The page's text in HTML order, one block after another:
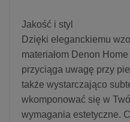
Jakość i styl
Dzięki eleganckiemu
materiałom Denon
przyciąga uwagę przy
także wystarczająco
wkomponować się w
wymagania estetyczne.